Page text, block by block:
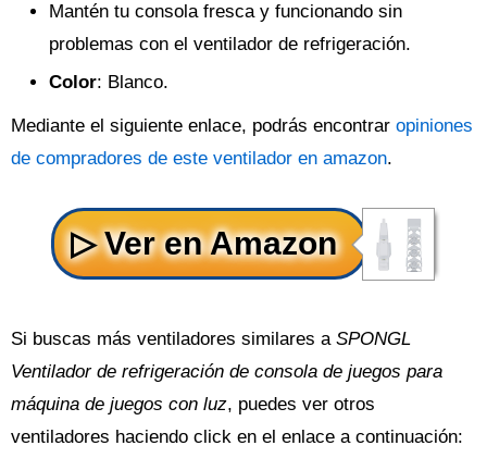
Mantén tu consola fresca y funcionando sin
problemas con el ventilador de refrigeración.
Color: Blanco.
Mediante el siguiente enlace, podrás encontrar opiniones
de compradores de este ventilador en amazon.
Si buscas más ventiladores similares a SPONGL
Ventilador de refrigeración de consola de juegos para
máquina de juegos con luz, puedes ver otros
ventiladores haciendo click en el enlace a continuación: